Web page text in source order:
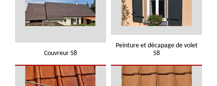
Couvreur 58
Peinture et décapage de volet
58